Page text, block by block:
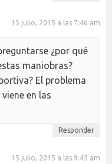
15 julio, 2015 a las 7:46 am
¿por qué
maniobras?
El problema
en las
Responder
15 julio, 2015 a las 9:45 am